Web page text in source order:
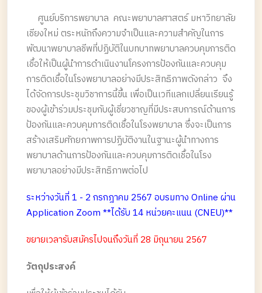
ศูนย์บริการพยาบาล คณะพยาบาลศาสตร์ มหาวิทยาลัย
เชียงใหม่ ตระหนักถึงความจำเป็นและความสำคัญในการ
พัฒนาพยาบาลชีพที่ปฏิบัติในบทบาทพยาบาลควบคุมการติด
เชื้อให้เป็นผู้นำการดำเนินงานโครงการป้องกันและควบคุม
การติดเชื้อในโรงพยาบาลอย่างมีประสิทธิภาพดังกล่าว จึง
ได้จัดการประชุมวิชาการนี้ขึ้น เพื่อเป็นเวทีแลกเปลี่ยนเรียนรู้
ของผู้เข้าร่วมประชุมกับผู้เชี่ยวชาญที่มีประสบการณ์ด้านการ
ป้องกันและควบคุมการติดเชื้อในโรงพยาบาล ซึ่งจะเป็นการ
สร้างเสริมศักยภาพการปฏิบัติงานในฐานะผู้นำทางการ
พยาบาลด้านการป้องกันและควบคุมการติดเชื้อในโรง
พยาบาลอย่างมีประสิทธิภาพต่อไป
ระหว่างวันที่ 1 - 2 กรกฎาคม 2567 อบรมทาง Online ผ่าน
Application Zoom **ได้รับ 14 หน่วยคะแนน (CNEU)**
ขยายเวลารับสมัครไปจนถึงวันที่ 28 มิถุนายน 2567
วัตถุประสงค์